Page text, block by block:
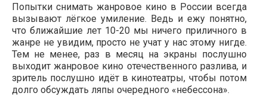
Попытки снимать жанровое кино в России всегда
вызывают лёгкое умиление. Ведь и ежу понятно,
что ближайшие лет 10-20 мы ничего приличного в
жанре не увидим, просто не учат у нас этому нигде.
Тем не менее, раз в месяц на экраны послушно
выходит жанровое кино отечественного разлива, и
зритель послушно идёт в кинотеатры, чтобы потом
долго обсуждать ляпы очередного «небессона».